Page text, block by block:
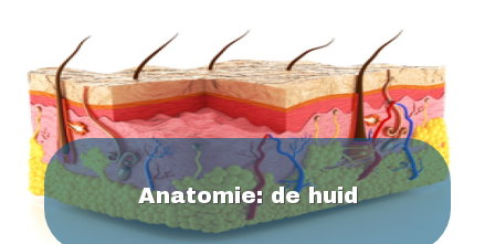
Anatomie: de huid